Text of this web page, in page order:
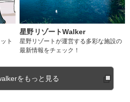
ト
星野リゾートWalker
星野リゾートが運営する多彩な施設の
最新情報をチェック！
をもっと見る